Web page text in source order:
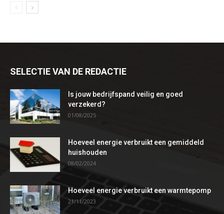
SELECTIE VAN DE REDACTIE
Is jouw bedrijfspand veilig en goed
verzekerd?
01/08/2025
Hoeveel energie verbruikt een gemiddeld
huishouden
08/02/2024
Hoeveel energie verbruikt een warmtepomp
21/11/2023